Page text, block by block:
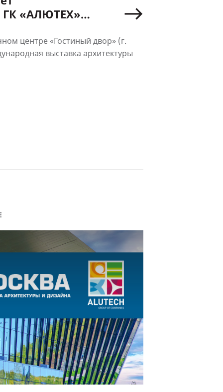
«АЛЮТЕХ»
центре «Гостиный двор» (г.
выставка архитектуры